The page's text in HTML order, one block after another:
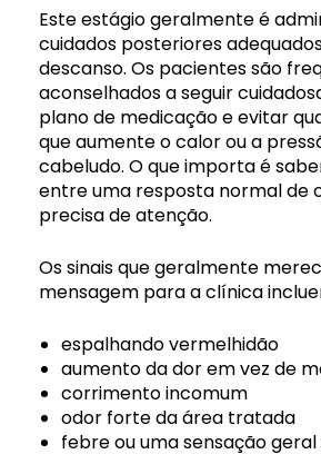
Este estágio geralmente é
cuidados posteriores
descanso. Os pacientes são
aconselhados a seguir
plano de medicação e evitar
que aumente o calor ou a
cabeludo. O que importa é
entre uma resposta normal de
precisa de atenção.
Os sinais que geralmente
mensagem para a clínica
espalhando vermelhidão
aumento da dor em vez de
corrimento incomum
odor forte da área tratada
febre ou uma sensação